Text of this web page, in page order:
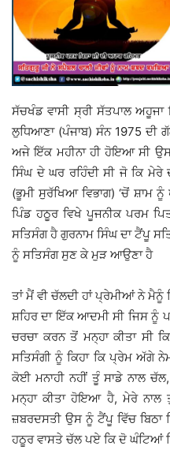
ਸੱਚਖੰਡ ਵਾਸੀ ਸ੍ਰੀ ਸੱਤਪਾਲ ਅਹੂਜਾ
ਲੁਧਿਆਣਾ (ਪੰਜਾਬ) ਸੰਨ 1975 ਦੀ
ਅਜੇ ਇੱਕ ਮਹੀਨਾ ਹੀ ਹੋਇਆ ਸੀ
ਸਿੰਘ ਦੇ ਘਰ ਰਹਿੰਦੀ ਸੀ ਜੋ ਕਿ
(ਭੂਮੀ ਸੁਰੱਖਿਆ ਵਿਭਾਗ) ‘ਚੋਂ
ਪਿੰਡ ਹਠੂਰ ਵਿਖੇ ਪੂਜਨੀਕ ਪਰਮ
ਸਤਿਸੰਗ ਹੈ ਗੁਰਨਾਮ ਸਿੰਘ ਦਾ ਟੈਂਪੂ
ਨੂੰ ਸਤਿਸੰਗ ਸੁਣ ਕੇ ਮੁੜ ਆਉਣਾ ਹੈ
ਤਾਂ ਮੈਂ ਵੀ ਚੱਲਦੀ ਹਾਂ ਪ੍ਰੇਮੀਆਂ ਨੇ ਮੈਨੂੰ
ਸ਼ਹਿਰ ਦਾ ਇੱਕ ਆਦਮੀ ਸੀ ਜਿਸ ਨੂੰ
ਚਰਚਾ ਕਰਨ ਤੋਂ ਮਨ੍ਹਾ ਕੀਤਾ ਸੀ
ਸਤਿਸੰਗੀ ਨੂੰ ਕਿਹਾ ਕਿ ਪ੍ਰੇਮ ਅੱਗੇ
ਕੋਈ ਮਨਾਹੀ ਨਹੀਂ ਤੂੰ ਸਾਡੇ ਨਾਲ
ਮਨ੍ਹਾ ਕੀਤਾ ਹੋਇਆ ਹੈ, ਮੇਰੇ ਨਾਲ
ਜ਼ਬਰਦਸਤੀ ਉਸ ਨੂੰ ਟੈਂਪੂ ਵਿੱਚ
ਹਠੂਰ ਵਾਸਤੇ ਚੱਲ ਪਏ ਕਿ ਦੋ ਘੰਟਿਆਂ